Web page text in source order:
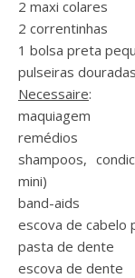
2 maxi colares
2 correntinhas
1 bolsa preta
pulseiras douradas
Necessaire:
maquiagem
remédios
shampoos,
mini)
band-aids
escova de cabelo
pasta de dente
escova de dente